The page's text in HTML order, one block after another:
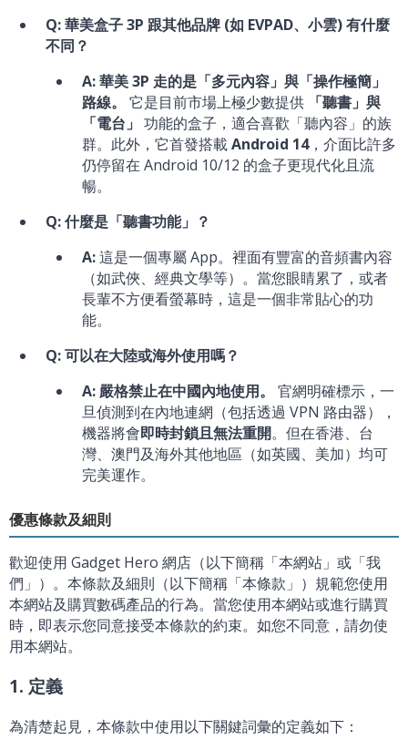
Q: 華美盒子 3P 跟其他品牌 (如 EVPAD、小雲) 有什麼
不同？
A:華美 3P 走的是「多元內容」與「操作極簡」
路線。
它是目前市場上極少數提供 「聽書」與
「電台」 功能的盒子，適合喜歡「聽內容」的族
群。此外，它首發搭載Android 14，介面比許多
仍停留在 Android 10/12 的盒子更現代化且流
暢。
Q: 什麼是「聽書功能」？
A:這是一個專屬 App。裡面有豐富的音頻書內容
（如武俠、經典文學等）。當您眼睛累了，或者
長輩不方便看螢幕時，這是一個非常貼心的功
能。
Q: 可以在大陸或海外使用嗎？
A: 嚴格禁止在中國內地使用。
官網明確標示，一
旦偵測到在內地連網（包括透過 VPN 路由器），
機器將會即時封鎖且無法重開。但在香港、台
灣、澳門及海外其他地區（如英國、美加）均可
完美運作。
優惠條款及細則
歡迎使用 Gadget Hero 網店（以下簡稱「本網站」或「我
們」）。本條款及細則（以下簡稱「本條款」）規範您使用
本網站及購買數碼產品的行為。當您使用本網站或進行購買
時，即表示您同意接受本條款的約束。如您不同意，請勿使
用本網站。
1. 定義
為清楚起見，本條款中使用以下關鍵詞彙的定義如下：